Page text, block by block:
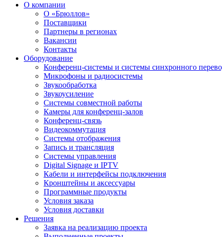
О компании
О «Брюллов»
Поставщики
Партнеры в регионах
Вакансии
Контакты
Оборудование
Конференц-системы и системы синхронного
Микрофоны и радиосистемы
Звукообработка
Звукоусиление
Системы совместной работы
Камеры для конференц-залов
Конференц-связь
Видеокоммутация
Системы отображения
Запись и трансляция
Системы управления
Digital Signage и IPTV
Кабели и интерфейсы подключения
Кронштейны и аксессуары
Программные продукты
Условия заказа
Условия доставки
Решения
Заявка на реализацию проекта